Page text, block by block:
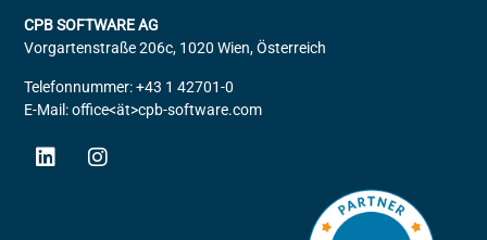
CPB SOFTWARE AG
Vorgartenstraße 206c, 1020 Wien, Österreich
Telefonnummer: +43 1 42701-0
E-Mail: office<ät>cpb-software.com